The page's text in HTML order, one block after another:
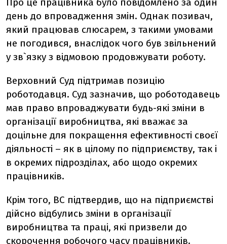
Про це працівника було повідомлено за один
день до впровадження змін. Однак позивач,
який працював слюсарем, з такими умовами
не погодився, внаслідок чого був звільнений
у зв`язку з відмовою продовжувати роботу.
Верховний Суд підтримав позицію
роботодавця. Суд зазначив, що роботодавець
мав право впроваджувати будь-які зміни в
організації виробництва, які вважає за
доцільне для покращення ефективності своєї
діяльності – як в цілому по підприємству, так і
в окремих підрозділах, або щодо окремих
працівників.
Крім того, ВС підтвердив, що на підприємстві
дійсно відбулись зміни в організації
виробництва та праці, які призвели до
скорочення робочого часу працівників.